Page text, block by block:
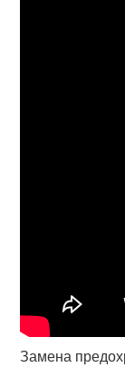
Замена